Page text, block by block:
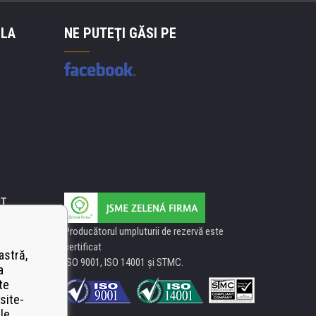
NE PUTEŢI GĂSI PE
Producătorul umpluturii de rezervă este
certificat
ISO 9001, ISO 14001 şi STMC.